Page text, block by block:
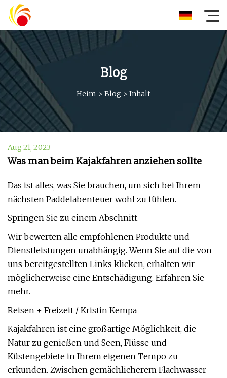
Blog
Heim > Blog > Inhalt
Aug 21, 2023
Was man beim Kajakfahren anziehen sollte
Das ist alles, was Sie brauchen, um sich bei Ihrem
nächsten Paddelabenteuer wohl zu fühlen.
Springen Sie zu einem Abschnitt
Wir bewerten alle empfohlenen Produkte und
Dienstleistungen unabhängig. Wenn Sie auf die von
uns bereitgestellten Links klicken, erhalten wir
möglicherweise eine Entschädigung. Erfahren Sie
mehr.
Reisen + Freizeit / Kristin Kempa
Kajakfahren ist eine großartige Möglichkeit, die
Natur zu genießen und Seen, Flüsse und
Küstengebiete in Ihrem eigenen Tempo zu
erkunden. Zwischen gemächlicherem Flachwasser